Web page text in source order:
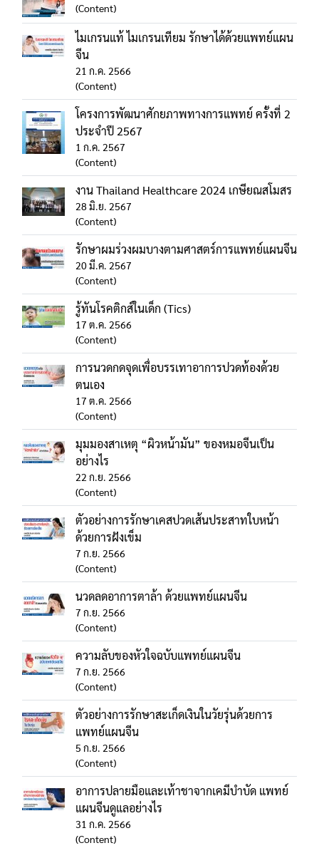
(Content)
ไมเกรนแท้ ไมเกรนเทียม รักษาได้ด้วยแพทย์แผน
จีน
21 ก.ค. 2566
(Content)
โครงการพัฒนาศักยภาพทางการแพทย์ ครั้งที่ 2
ประจำปี 2567
1 ก.ค. 2567
(Content)
งาน Thailand Healthcare 2024 เกษียณสโมสร
28 มิ.ย. 2567
(Content)
รักษาผมร่วงผมบางตามศาสตร์การแพทย์แผนจีน
20 มี.ค. 2567
(Content)
รู้ทันโรคติกส์ในเด็ก (Tics)
17 ต.ค. 2566
(Content)
การนวดกดจุดเพื่อบรรเทาอาการปวดท้องด้วย
ตนเอง
17 ต.ค. 2566
(Content)
มุมมองสาเหตุ “ผิวหน้ามัน” ของหมอจีนเป็น
อย่างไร
22 ก.ย. 2566
(Content)
ตัวอย่างการรักษาเคสปวดเส้นประสาทใบหน้า
ด้วยการฝังเข็ม
7 ก.ย. 2566
(Content)
นวดลดอาการตาล้า ด้วยแพทย์แผนจีน
7 ก.ย. 2566
(Content)
ความลับของหัวใจฉบับแพทย์แผนจีน
7 ก.ย. 2566
(Content)
ตัวอย่างการรักษาสะเก็ดเงินในวัยรุ่นด้วยการ
แพทย์แผนจีน
5 ก.ย. 2566
(Content)
อาการปลายมือและเท้าชาจากเคมีบำบัด แพทย์
แผนจีนดูแลอย่างไร
31 ก.ค. 2566
(Content)